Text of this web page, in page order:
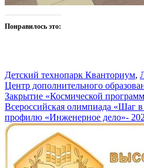
Понравилось это:
Детский технопарк Кванториум,
Центр дополнительного
Навигация
по
записям
Закрытие «Космической
Всероссийская олимпиада «Шаг
профилю «Инженерное дело»-